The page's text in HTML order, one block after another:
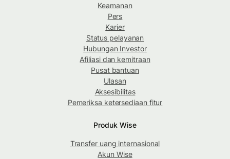
Keamanan
Pers
Karier
Status pelayanan
Hubungan Investor
Afiliasi dan kemitraan
Pusat bantuan
Ulasan
Aksesibilitas
Pemeriksa ketersediaan fitur
Produk Wise
Transfer uang internasional
Akun Wise